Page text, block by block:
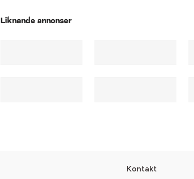
Liknande annonser
Kontakt